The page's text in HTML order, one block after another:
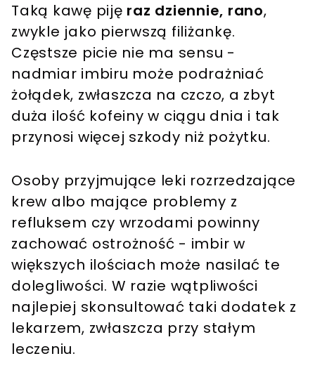
Taką kawę piję raz dziennie, rano,
zwykle jako pierwszą filiżankę.
Częstsze picie nie ma sensu -
nadmiar imbiru może podrażniać
żołądek, zwłaszcza na czczo, a zbyt
duża ilość kofeiny w ciągu dnia i tak
przynosi więcej szkody niż pożytku.
Osoby przyjmujące leki rozrzedzające
krew albo mające problemy z
refluksem czy wrzodami powinny
zachować ostrożność - imbir w
większych ilościach może nasilać te
dolegliwości. W razie wątpliwości
najlepiej skonsultować taki dodatek z
lekarzem, zwłaszcza przy stałym
leczeniu.